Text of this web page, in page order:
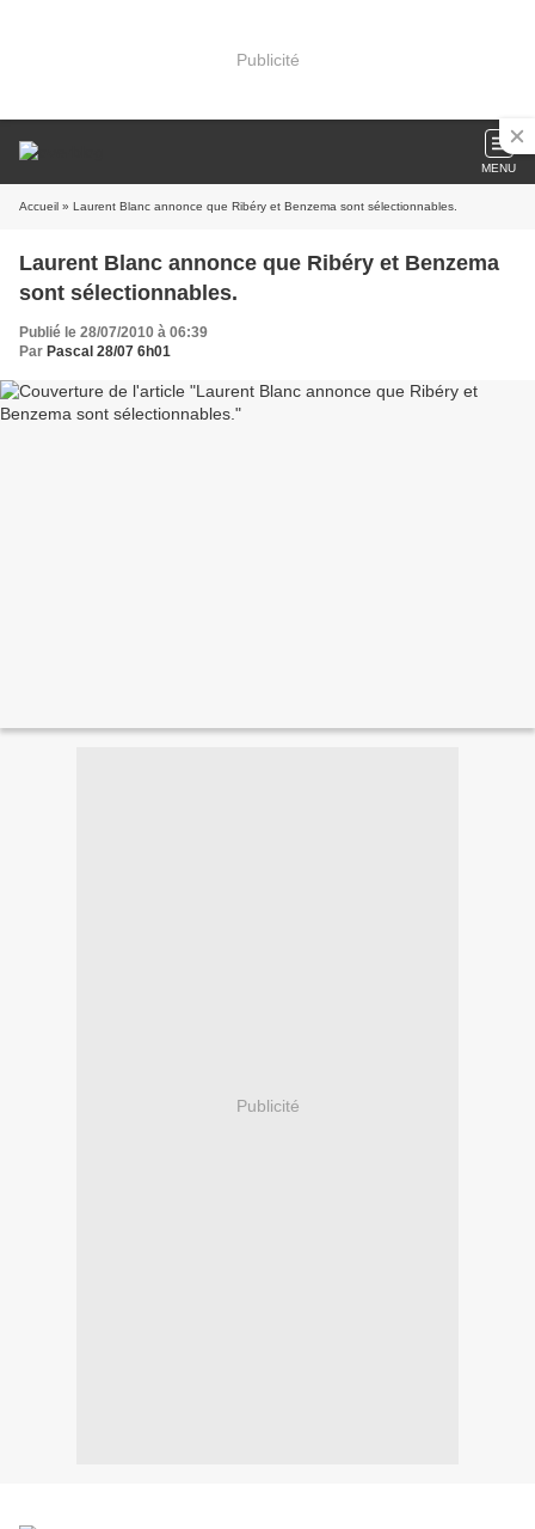
Publicité
MENU
Accueil » Laurent Blanc annonce que Ribéry et Benzema sont sélectionnables.
Laurent Blanc annonce que Ribéry et Benzema
sont sélectionnables.
Publié le 28/07/2010 à 06:39
Par Pascal 28/07 6h01
Publicité